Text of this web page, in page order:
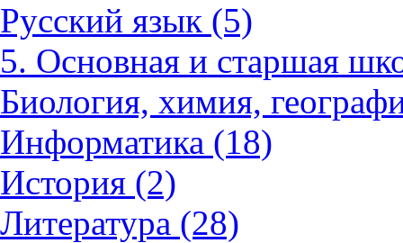
Русский язык (5)
5. Основная и старшая
Биология, химия,
Информатика (18)
История (2)
Литература (28)